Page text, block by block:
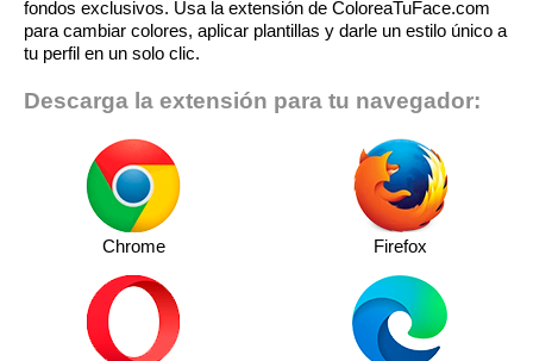
fondos exclusivos. Usa la extensión de ColoreaTuFace.com
para cambiar colores, aplicar plantillas y darle un estilo único a
tu perfil en un solo clic.
Descarga la extensión para tu navegador:
Chrome Firefox